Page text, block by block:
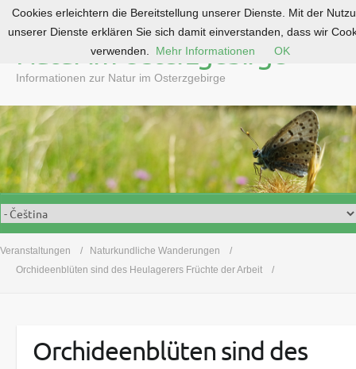
o
c
o
n
t
e
n
Natur im Osterzgebirge
Informationen zur Natur im Osterzgebirge
Veranstaltungen
Naturkundliche Wanderungen
Orchideenblüten sind des Heulagerers Früchte der Arbeit
Orchideenblüten sind des
Cookies erleichtern die Bereitstellung unserer Dienste. Mit der
unserer Dienste erklären Sie sich damit einverstanden, dass wir
verwenden.
Mehr Informationen OK